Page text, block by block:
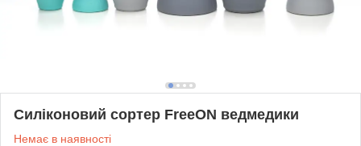
Силіконовий сортер FreeON ведмедики
Немає в наявності